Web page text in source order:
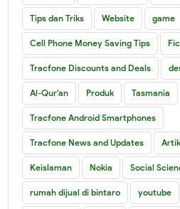
Tips dan Triks Website game
Cell Phone Money Saving Tips
Tracfone Discounts and Deals
Al-Qur'an Produk Tasmania
Tracfone Android Smartphones
Tracfone News and Updates
Keislaman Nokia Social
rumah dijual di bintaro youtube